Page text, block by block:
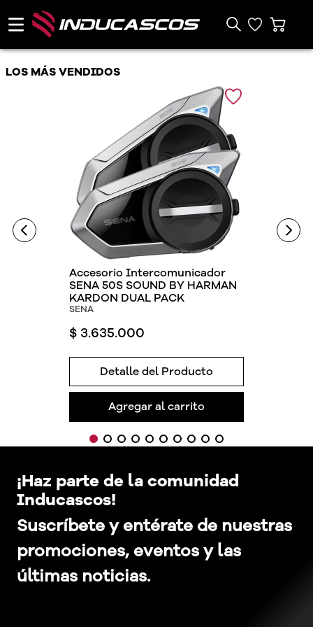
LOS MÁS VENDIDOS
Accesorio Intercomunicador
SENA 50S SOUND BY HARMAN
KARDON DUAL PACK
SENA
$ 3.635.000
Detalle del Producto
Agregar al carrito
¡Haz parte de la comunidad
Inducascos!
Suscríbete y entérate de nuestras
promociones, eventos y las
últimas noticias.